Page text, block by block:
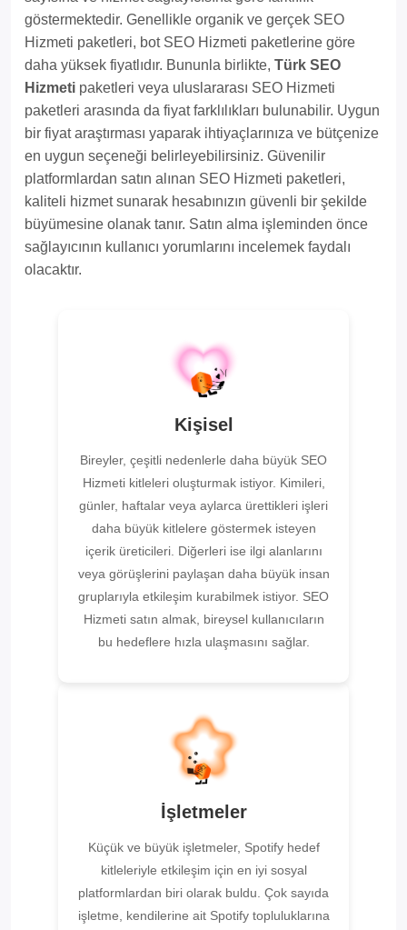
göstermektedir. Genellikle organik ve gerçek SEO
Hizmeti paketleri, bot SEO Hizmeti paketlerine göre
daha yüksek fiyatlıdır. Bununla birlikte, Türk SEO
Hizmeti paketleri veya uluslararası SEO Hizmeti
paketleri arasında da fiyat farklılıkları bulunabilir. Uygun
bir fiyat araştırması yaparak ihtiyaçlarınıza ve bütçenize
en uygun seçeneği belirleyebilirsiniz. Güvenilir
platformlardan satın alınan SEO Hizmeti paketleri,
kaliteli hizmet sunarak hesabınızın güvenli bir şekilde
büyümesine olanak tanır. Satın alma işleminden önce
sağlayıcının kullanıcı yorumlarını incelemek faydalı
olacaktır.
Kişisel
Bireyler, çeşitli nedenlerle daha büyük SEO
Hizmeti kitleleri oluşturmak istiyor. Kimileri,
günler, haftalar veya aylarca ürettikleri işleri
daha büyük kitlelere göstermek isteyen
içerik üreticileri. Diğerleri ise ilgi alanlarını
veya görüşlerini paylaşan daha büyük insan
gruplarıyla etkileşim kurabilmek istiyor. SEO
Hizmeti satın almak, bireysel kullanıcıların
bu hedeflere hızla ulaşmasını sağlar.
İşletmeler
Küçük ve büyük işletmeler, Spotify hedef
kitleleriyle etkileşim için en iyi sosyal
platformlardan biri olarak buldu. Çok sayıda
işletme, kendilerine ait Spotify topluluklarına